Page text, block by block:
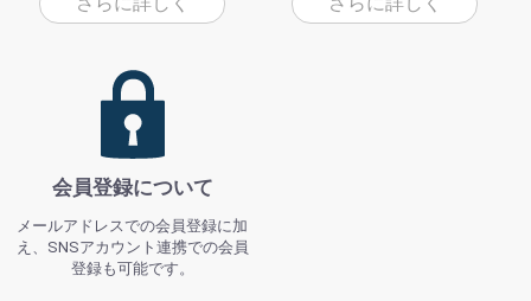
会員登録について
メールアドレスでの会員登録に加
え、SNSアカウント連携での会員
登録も可能です。